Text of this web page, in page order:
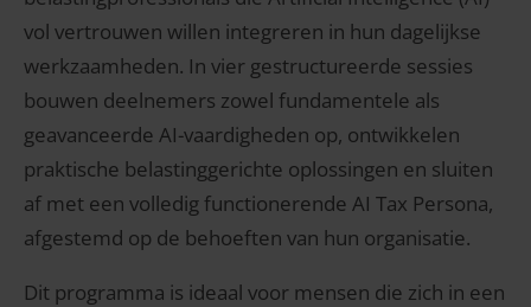
vol vertrouwen willen integreren in hun dagelijkse
werkzaamheden. In vier gestructureerde sessies
bouwen deelnemers zowel fundamentele als
geavanceerde AI-vaardigheden op, ontwikkelen
praktische belastinggerichte oplossingen en sluiten
af met een volledig functionerende AI Tax Persona,
afgestemd op de behoeften van hun organisatie.
Dit programma is ideaal voor mensen die zich in een